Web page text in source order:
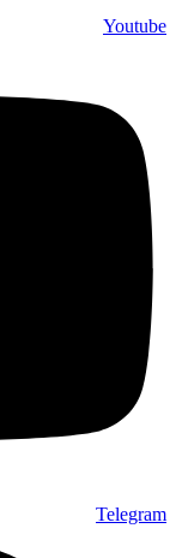
Youtube
Telegram